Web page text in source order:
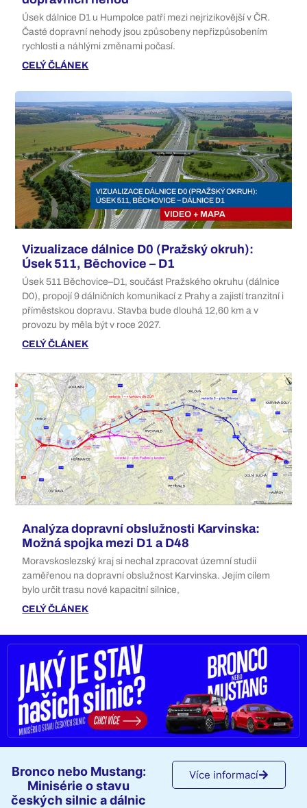
Úsek dálnice D1 u Humpolce patří mezi nejrizikovější v ČR.
Časté dopravní nehody jsou způsobeny nepřizpůsobením
rychlosti a náhlými změnami počasí.
CELÝ ČLÁNEK
Vizualizace dálnice D0 (Pražský okruh):
Úsek 511, Běchovice – D1
Úsek 511 Běchovice–D1, součást Pražského okruhu (dálnice
D0), propojí 9 dálničních komunikací z Prahy a zajistí tranzitní i
příměstskou dopravu. Stavba bude dlouhá 12,60 km a v
provozu by měla být v roce 2027.
CELÝ ČLÁNEK
Analýza dopravní obslužnosti Karvinska:
Možná spojka mezi D1 a D48
Moravskoslezský kraj si nechal zpracovat územní studii
zaměřenou na dopravní obslužnost Karvinska. Jejím cílem
bylo určit trasu nové kapacitní silnice,
CELÝ ČLÁNEK
Bronco nebo Mustang:
Minisérie o stavu
českých silnic a dálnic
Více informací